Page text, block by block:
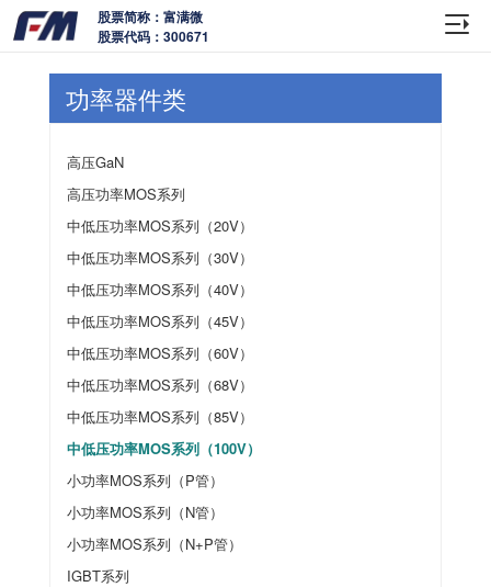
股票简称：富满微
股票代码：300671
功率器件类
高压GaN
高压功率MOS系列
中低压功率MOS系列（20V）
中低压功率MOS系列（30V）
中低压功率MOS系列（40V）
中低压功率MOS系列（45V）
中低压功率MOS系列（60V）
中低压功率MOS系列（68V）
中低压功率MOS系列（85V）
中低压功率MOS系列（100V）
小功率MOS系列（P管）
小功率MOS系列（N管）
小功率MOS系列（N+P管）
IGBT系列